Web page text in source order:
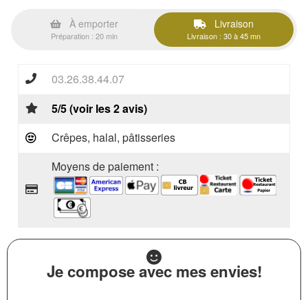
À emporter
Préparation : 20 min
Livraison
Livraison : 30 à 45 mn
03.26.38.44.07
5/5 (voir les 2 avis)
Crêpes, halal, pâtisseries
Moyens de paiement :
Je compose avec mes envies!